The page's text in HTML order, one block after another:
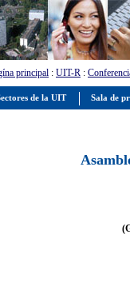
principal : UIT-R :
de la UIT Sala de